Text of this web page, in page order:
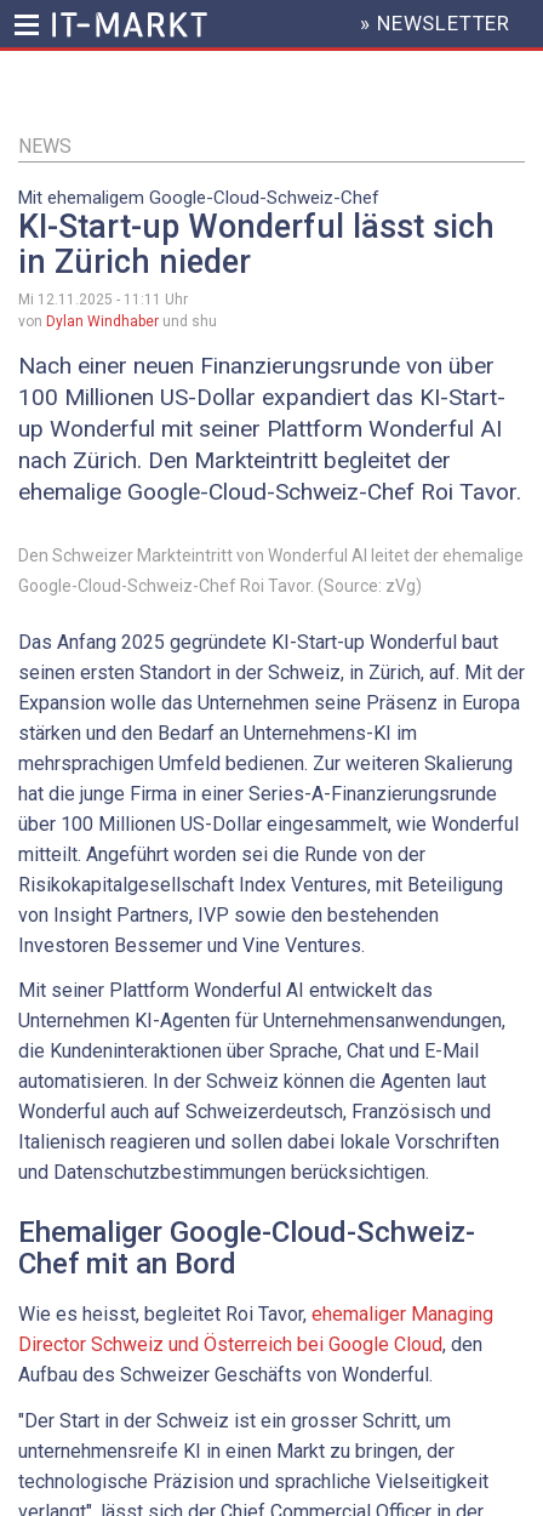
Inhalt
HEADER
MENU
» NEWSLETTER
NEWS
Mit ehemaligem Google-Cloud-Schweiz-Chef
KI-Start-up Wonderful lässt sich
in Zürich nieder
Mi 12.11.2025 - 11:11 Uhr
von Dylan Windhaber und shu
Nach einer neuen Finanzierungsrunde von über
100 Millionen US-Dollar expandiert das KI-Start-
up Wonderful mit seiner Plattform Wonderful AI
nach Zürich. Den Markteintritt begleitet der
ehemalige Google-Cloud-Schweiz-Chef Roi Tavor.
Den Schweizer Markteintritt von Wonderful AI leitet der ehemalige
Google-Cloud-Schweiz-Chef Roi Tavor. (Source: zVg)
Das Anfang 2025 gegründete KI-Start-up Wonderful baut
seinen ersten Standort in der Schweiz, in Zürich, auf. Mit der
Expansion wolle das Unternehmen seine Präsenz in Europa
stärken und den Bedarf an Unternehmens-KI im
mehrsprachigen Umfeld bedienen. Zur weiteren Skalierung
hat die junge Firma in einer Series-A-Finanzierungsrunde
über 100 Millionen US-Dollar eingesammelt, wie Wonderful
mitteilt. Angeführt worden sei die Runde von der
Risikokapitalgesellschaft Index Ventures, mit Beteiligung
von Insight Partners, IVP sowie den bestehenden
Investoren Bessemer und Vine Ventures.
Mit seiner Plattform Wonderful AI entwickelt das
Unternehmen KI-Agenten für Unternehmensanwendungen,
die Kundeninteraktionen über Sprache, Chat und E-Mail
automatisieren. In der Schweiz können die Agenten laut
Wonderful auch auf Schweizerdeutsch, Französisch und
Italienisch reagieren und sollen dabei lokale Vorschriften
und Datenschutzbestimmungen berücksichtigen.
Ehemaliger Google-Cloud-Schweiz-
Chef mit an Bord
Wie es heisst, begleitet Roi Tavor, ehemaliger Managing
Director Schweiz und Österreich bei Google Cloud, den
Aufbau des Schweizer Geschäfts von Wonderful.
"Der Start in der Schweiz ist ein grosser Schritt, um
unternehmensreife KI in einen Markt zu bringen, der
technologische Präzision und sprachliche Vielseitigkeit
verlangt", lässt sich der Chief Commercial Officer in der